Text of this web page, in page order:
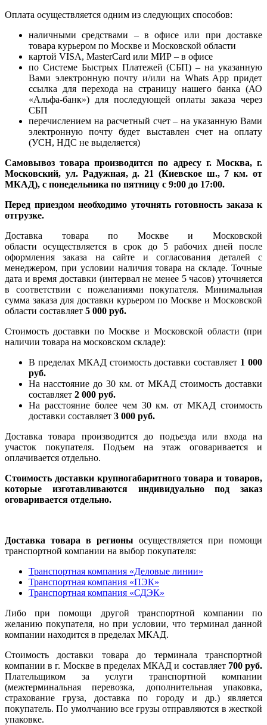
Оплата осуществляется одним из следующих способов:
наличными средствами – в офисе или при доставке
товара курьером по Москве и Московской области
картой VISA, MasterCard или МИР – в офисе
по Системе Быстрых Платежей (СБП) – на указанную
Вами электронную почту и/или на Whats App придет
ссылка для перехода на страницу нашего банка (АО
«Альфа-банк») для последующей оплаты заказа через
СБП
перечислением на расчетный счет – на указанную Вами
электронную почту будет выставлен счет на оплату
(УСН, НДС не выделяется)
Самовывоз товара производится по адресу г. Москва, г.
Московский, ул. Радужная, д. 21 (Киевское ш., 7 км. от
МКАД), с понедельника по пятницу с 9:00 до 17:00.
Перед приездом необходимо уточнять готовность заказа к
отгрузке.
Доставка товара по Москве и Московской
области осуществляется в срок до 5 рабочих дней после
оформления заказа на сайте и согласования деталей с
менеджером, при условии наличия товара на складе. Точные
дата и время доставки (интервал не менее 5 часов) уточняется
в соответствии с пожеланиями покупателя. Минимальная
сумма заказа для доставки курьером по Москве и Московской
области составляет 5 000 руб.
Стоимость доставки по Москве и Московской области (при
наличии товара на московском складе):
В пределах МКАД стоимость доставки составляет 1 000
руб.
На насcтояние до 30 км. от МКАД стоимость доставки
составляет 2 000 руб.
На расстояние более чем 30 км. от МКАД стоимость
доставки составляет 3 000 руб.
Доставка товара производится до подъезда или входа на
участок покупателя. Подъем на этаж оговаривается и
оплачивается отдельно.
Стоимость доставки крупногабаритного товара и товаров,
которые изготавливаются индивидуально под заказ
оговаривается отдельно.
Доставка товара в регионы осуществляется при помощи
транспортной компании на выбор покупателя:
Транспортная компания «Деловые линии»
Транспортная компания «ПЭК»
Транспортная компания «СДЭК»
Либо при помощи другой транспортной компании по
желанию покупателя, но при условии, что терминал данной
компании находится в пределах МКАД.
Стоимость доставки товара до терминала транспортной
компании в г. Москве в пределах МКАД и составляет 700 руб.
Плательщиком за услуги транспортной компании
(межтерминальная перевозка, дополнительная упаковка,
страхование груза, доставка по городу и др.) является
покупатель. По умолчанию все грузы отправляются в жесткой
упаковке.